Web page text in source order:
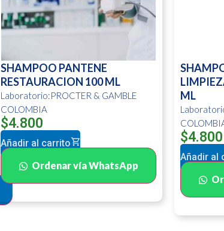
SHAMPOO PANTENE
RESTAURACION 100 ML
Laboratorio:PROCTER & GAMBLE
COLOMBIA
$4.800
Añadir al carrito
Ordenar vía WhatsApp
ML
$4.800
Añadir al